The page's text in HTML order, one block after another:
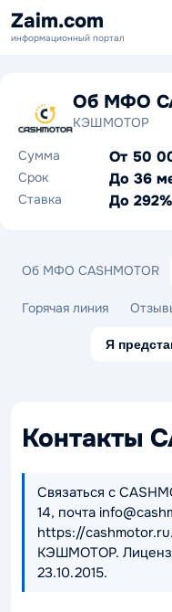
Zaim.com
информационный портал
Об МФО
КЭШМОТОР
Сумма
От 50
Срок До 36
Ставка До 292%
Об МФО CASHMOTOR
Горячая линия
Я
Контакты
Связаться с
14, почта
https://
КЭШМОТОР.
23.10.2015.